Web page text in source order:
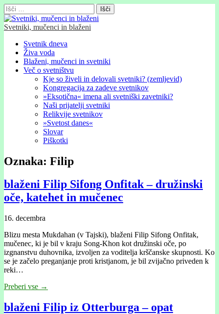
Išči:
Svetniki, mučenci in blaženi
Glavni
meni
Skip
content
Svetnik dneva
Živa voda
Blaženi, mučenci in svetniki
Več o svetništvu
Kje so živeli in delovali svetniki? (zemljevid)
Kongregacija za zadeve svetnikov
»Eksotična« imena ali svetniški zavetniki?
Naši prijatelji svetniki
Relikvije svetnikov
»Svetost danes«
Slovar
Piškotki
Oznaka: Filip
blaženi Filip Sifong Onfitak – družinski
oče, katehet in mučenec
16. decembra
Blizu mesta Mukdahan (v Tajski), blaženi Filip Sifong Onfitak,
mučenec, ki je bil v kraju Song-Khon kot družinski oče, po
izgnanstvu duhovnika, izvoljen za voditelja krščanske skupnosti. Ko
se je začelo preganjanje proti kristjanom, je bil zvijačno priveden k
reki…
Preberi vse →
blaženi Filip iz Otterburga – opat